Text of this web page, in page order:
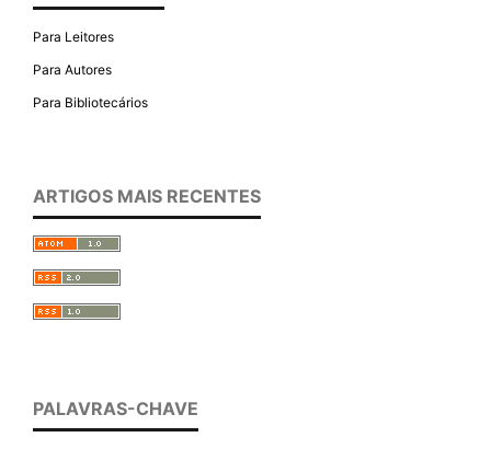
Para Leitores
Para Autores
Para Bibliotecários
ARTIGOS MAIS RECENTES
PALAVRAS-CHAVE